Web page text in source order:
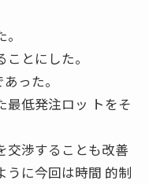
とにした。
った。
最低発注ロッ トをそ
交渉することも改善
うに今回は時間 的制